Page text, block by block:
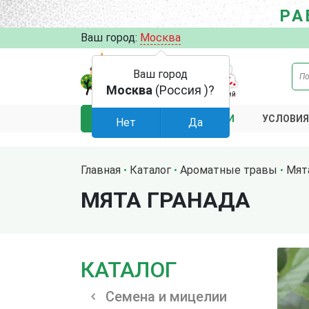
Ваш город: Москва
КАТАЛОГ АКЦИИ
Главная Каталог Ароматные травы
МЯТА ГРАНАДА
КАТАЛОГ
Семена и мицелии
Ваш город
Москва (Россия )?
Нет Да